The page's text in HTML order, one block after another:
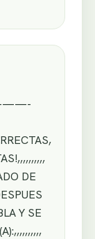
DE
Y SE